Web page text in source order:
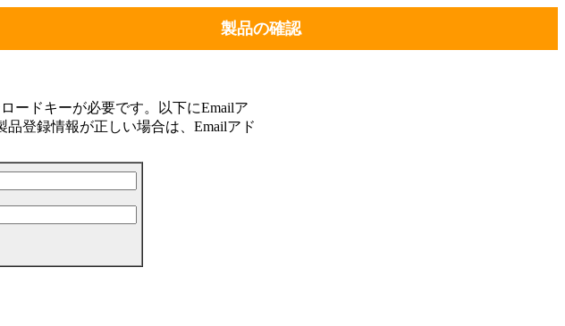
製品の確認
ードキーが必要です。以下にEmailア
登録情報が正しい場合は、Emailアド